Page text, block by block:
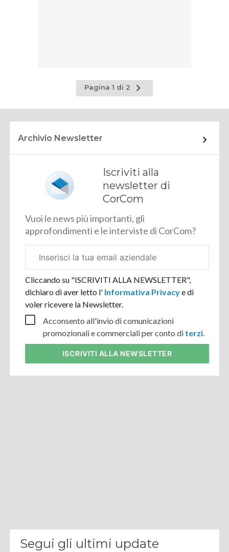
Pagina 1 di 2
Pagina
successiva
Archivio Newsletter
Iscriviti alla
newsletter di
CorCom
Vuoi le news più importanti, gli
approfondimenti e le interviste di CorCom?
aziendale
Cliccando su "ISCRIVITI ALLA NEWSLETTER",
dichiaro di aver letto l' Informativa Privacye di
voler ricevere la Newsletter.
Acconsento all'invio di comunicazioni
promozionali e commerciali per conto di terzi.
ISCRIVITI ALLA NEWSLETTER
Segui gli ultimi update